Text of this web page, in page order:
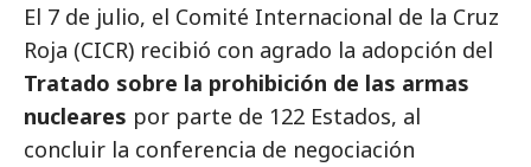
El 7 de julio, el Comité Internacional de la Cruz
Roja (CICR) recibió con agrado la adopción del
Tratado sobre la prohibición de las armas
nucleares por parte de 122 Estados, al
concluir la conferencia de negociación